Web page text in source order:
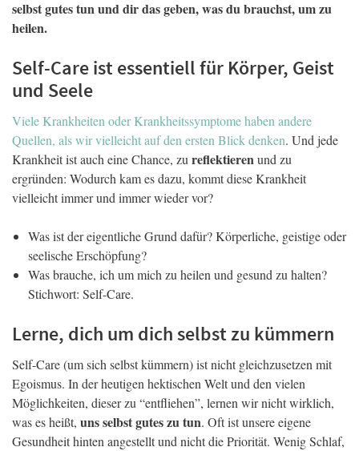
selbst gutes tun und dir das geben, was du brauchst, um zu
heilen.
Self-Care ist essentiell für Körper, Geist
und Seele
Viele Krankheiten oder Krankheitssymptome haben andere
Quellen, als wir vielleicht auf den ersten Blick denken. Und jede
Krankheit ist auch eine Chance, zu reflektierenund zu
ergründen: Wodurch kam es dazu, kommt diese Krankheit
vielleicht immer und immer wieder vor?
Was ist der eigentliche Grund dafür? Körperliche, geistige oder
seelische Erschöpfung?
Was brauche, ich um mich zu heilen und gesund zu halten?
Stichwort: Self-Care.
Lerne, dich um dich selbst zu kümmern
Self-Care (um sich selbst kümmern) ist nicht gleichzusetzen mit
Egoismus. In der heutigen hektischen Welt und den vielen
Möglichkeiten, dieser zu “entfliehen”, lernen wir nicht wirklich,
was es heißt, uns selbst gutes zu tun. Oft ist unsere eigene
Gesundheit hinten angestellt und nicht die Priorität. Wenig Schlaf,